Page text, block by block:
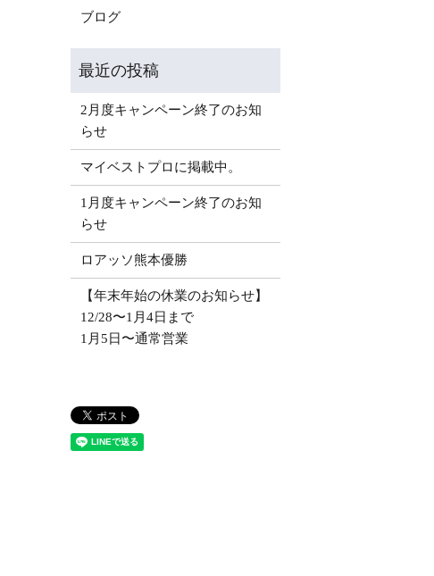
ブログ
2月度キャンペーン終了のお知
らせ
マイベストプロに掲載中。
1月度キャンペーン終了のお知
らせ
ロアッソ熊本優勝
【年末年始の休業のお知らせ】
12/28〜1月4日まで
1月5日〜通常営業